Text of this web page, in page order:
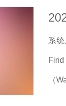
系
（